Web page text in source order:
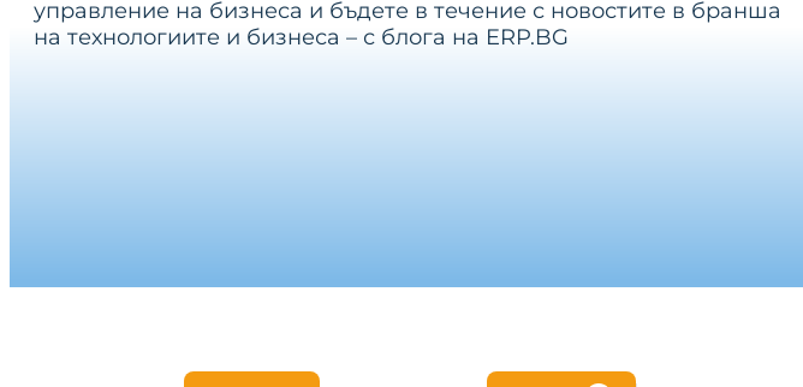
управление на бизнеса и бъдете в течение с новостите в бранша
на технологиите и бизнеса – с блога на ERP.BG